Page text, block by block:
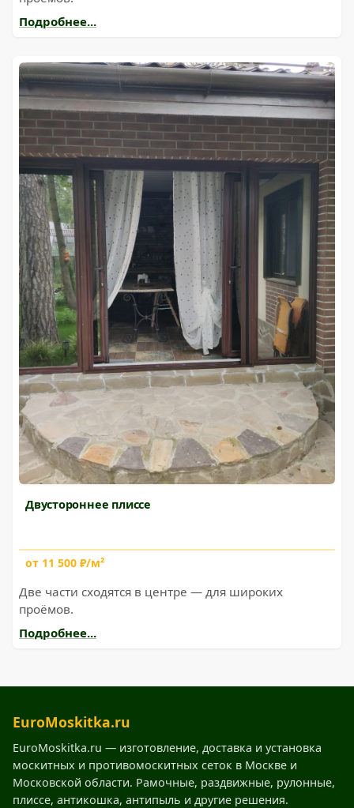
Подробнее...
Двустороннее плиссе
от 11 500 ₽/м²
Две части сходятся в центре — для широких
проёмов.
Подробнее...
EuroMoskitka.ru
EuroMoskitka.ru — изготовление, доставка и установка
москитных и противомоскитных сеток в Москве и
Московской области. Рамочные, раздвижные, рулонные,
плиссе, антикошка, антипыль и другие решения.